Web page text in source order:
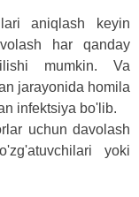
aniqlash keyin
har qanday
mumkin. Va
jarayonida homila
infektsiya bo'lib.
uchun davolash
yoki